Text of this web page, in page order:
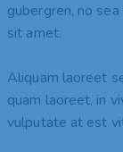
gubergren, no
sit amet.
Aliquam laoreet
quam laoreet, in
vulputate at est